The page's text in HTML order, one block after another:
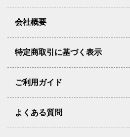
会社概要
特定商取引に基づく表示
ご利用ガイド
よくある質問